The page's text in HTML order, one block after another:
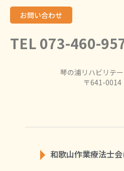
お問い合わせ
TEL 073-460-
琴の浦リハビリテ
〒641-
和歌山作業療法士